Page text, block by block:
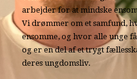
arbejder for at mindske
Vi drømmer om et samfund,
ensomme, og hvor alle unge
og er en del af et trygt
deres ungdomsliv.